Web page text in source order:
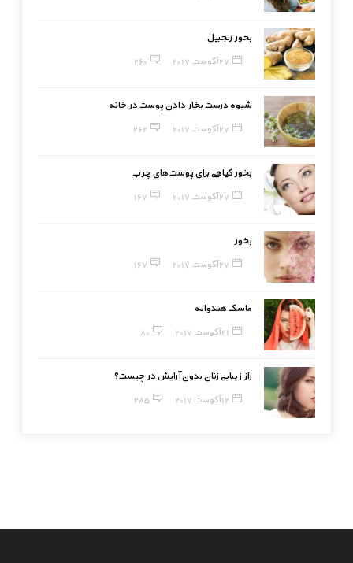
بخور زنجبیل
27 آگوست, 2017 260
شیوه درست بخار دادن پوست در خانه
27 آگوست, 2017 262
بخور گیاهی برای پوست‌های چرب
27 آگوست, 2017 167
بخور
27 آگوست, 2017 167
ماسک هندوانه
21 آگوست, 2017 80
راز زیبایی زنان بدون آرایش در چیست؟
12 آگوست, 2017 285